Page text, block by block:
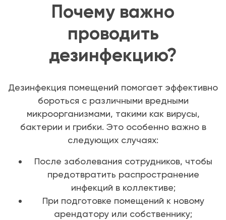
Почему важно
проводить
дезинфекцию?
Дезинфекция помещений помогает эффективно
бороться с различными вредными
микроорганизмами, такими как вирусы,
бактерии и грибки. Это особенно важно в
следующих случаях:
После заболевания сотрудников, чтобы
предотвратить распространение
инфекций в коллективе;
При подготовке помещений к новому
арендатору или собственнику;